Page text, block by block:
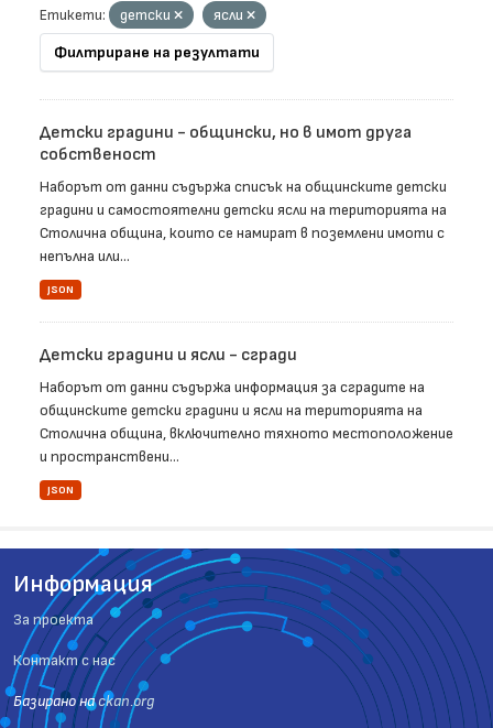
Етикети: детски
ясли
Филтриране на резултати
Детски градини - общински, но в имот друга
собственост
Наборът от данни съдържа списък на общинските детски
градини и самостоятелни детски ясли на територията на
Столична община, които се намират в поземлени имоти с
непълна или...
JSON
Детски градини и ясли - сгради
Наборът от данни съдържа информация за сградите на
общинските детски градини и ясли на територията на
Столична община, включително тяхното местоположение
и пространствени...
JSON
Информация
За проекта
Контакт с нас
Базиранo наckan.org